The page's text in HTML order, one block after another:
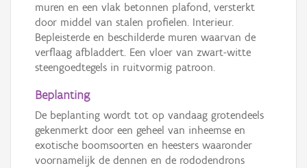
muren en een vlak betonnen plafond, versterkt
door middel van stalen profielen. Interieur.
Bepleisterde en beschilderde muren waarvan de
verflaag afbladdert. Een vloer van zwart-witte
steengoedtegels in ruitvormig patroon.
Beplanting
De beplanting wordt tot op vandaag grotendeels
gekenmerkt door een geheel van inheemse en
exotische boomsoorten en heesters waaronder
voornamelijk de dennen en de rododendrons